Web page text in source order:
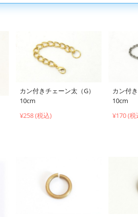
カン付きチェーン太（G）
10cm
¥258 (税込)
カン付
10cm
¥170 (税